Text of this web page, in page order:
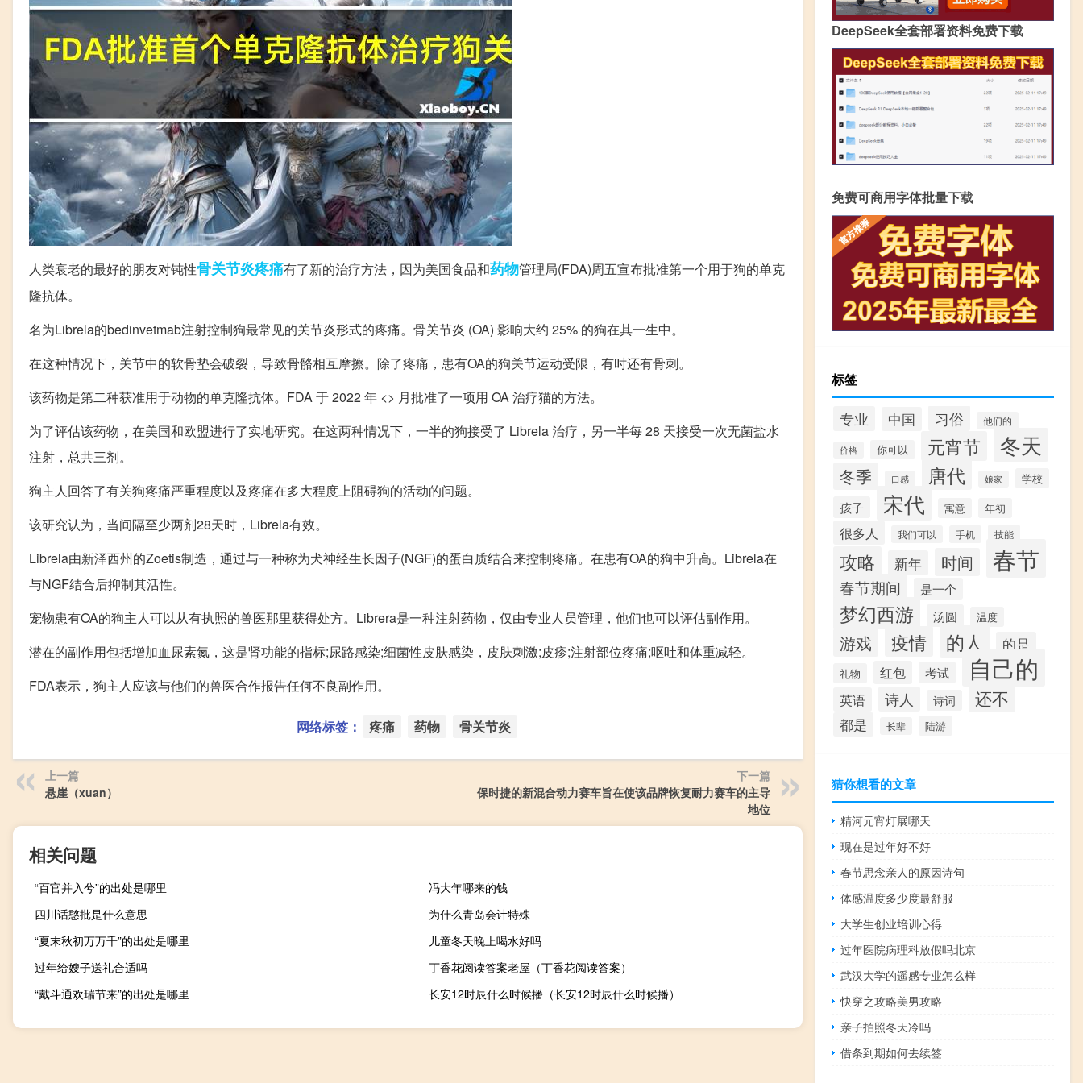
人类衰老的最好的朋友对钝性骨关节炎疼痛有了新的治疗方法，因为美国食品和药物管理局(FDA)周五宣布批准第一个用于狗的单克
隆抗体。
名为Librela的bedinvetmab注射控制狗最常见的关节炎形式的疼痛。骨关节炎 (OA) 影响大约 25% 的狗在其一生中。
在这种情况下，关节中的软骨垫会破裂，导致骨骼相互摩擦。除了疼痛，患有OA的狗关节运动受限，有时还有骨刺。
该药物是第二种获准用于动物的单克隆抗体。FDA 于 2022 年 <> 月批准了一项用 OA 治疗猫的方法。
为了评估该药物，在美国和欧盟进行了实地研究。在这两种情况下，一半的狗接受了 Librela 治疗，另一半每 28 天接受一次无菌盐水
注射，总共三剂。
狗主人回答了有关狗疼痛严重程度以及疼痛在多大程度上阻碍狗的活动的问题。
该研究认为，当间隔至少两剂28天时，Librela有效。
Librela由新泽西州的Zoetis制造，通过与一种称为犬神经生长因子(NGF)的蛋白质结合来控制疼痛。在患有OA的狗中升高。Librela在
与NGF结合后抑制其活性。
宠物患有OA的狗主人可以从有执照的兽医那里获得处方。Librera是一种注射药物，仅由专业人员管理，他们也可以评估副作用。
潜在的副作用包括增加血尿素氮，这是肾功能的指标;尿路感染;细菌性皮肤感染，皮肤刺激;皮疹;注射部位疼痛;呕吐和体重减轻。
FDA表示，狗主人应该与他们的兽医合作报告任何不良副作用。
网络标签： 疼痛 药物 骨关节炎
上一篇
悬崖（xuan）
下一篇
保时捷的新混合动力赛车旨在使该品牌恢复耐力赛车的主导
地位
相关问题
“百官并入兮”的出处是哪里
冯大年哪来的钱
四川话憨批是什么意思
为什么青岛会计特殊
“夏末秋初万万千”的出处是哪里
儿童冬天晚上喝水好吗
过年给嫂子送礼合适吗
丁香花阅读答案老屋（丁香花阅读答案）
“戴斗通欢瑞节来”的出处是哪里
长安12时辰什么时候播（长安12时辰什么时候播）
DeepSeek全套部署资料免费下载
免费可商用字体批量下载
标签
专业 中国 习俗 他们的
价格 你可以 元宵节 冬天
冬季 口感 唐代 娘家 学校
孩子 宋代 寓意 年初
很多人 我们可以 手机 技能
攻略 新年 时间 春节
春节期间 是一个
梦幻西游 汤圆 温度
游戏 疫情 的人 的是
礼物 红包 考试 自己的
英语 诗人 诗词 还不
都是 长辈 陆游
猜你想看的文章
精河元宵灯展哪天
现在是过年好不好
春节思念亲人的原因诗句
体感温度多少度最舒服
大学生创业培训心得
过年医院病理科放假吗北京
武汉大学的遥感专业怎么样
快穿之攻略美男攻略
亲子拍照冬天冷吗
借条到期如何去续签